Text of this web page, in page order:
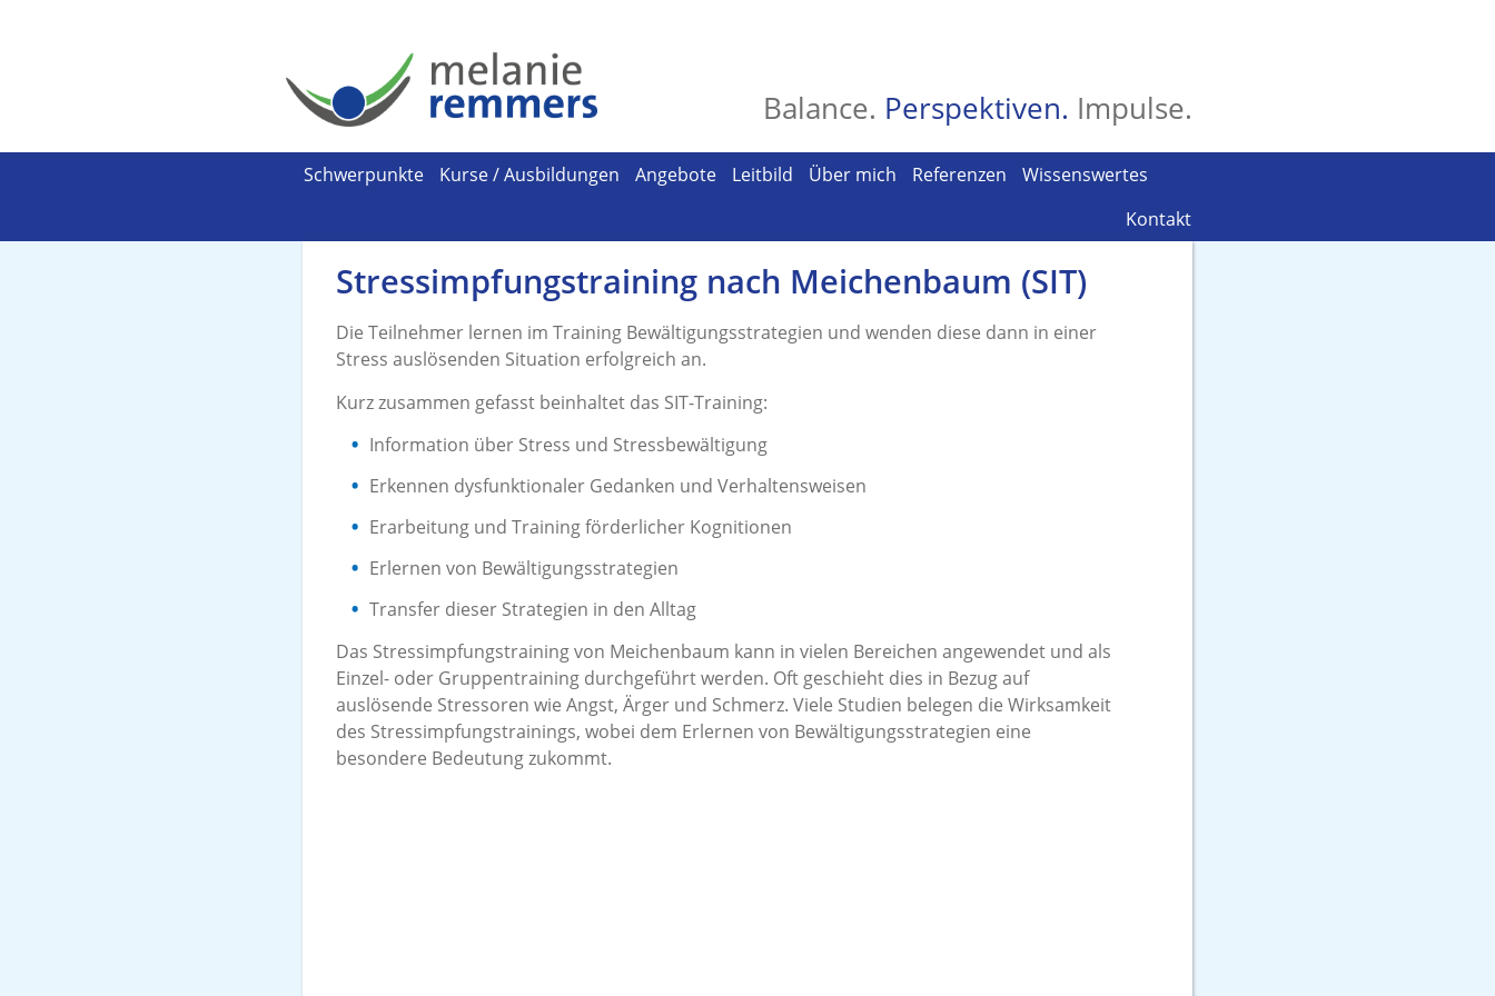
Balance. Perspektiven. Impulse.
Schwerpunkte Kurse / Ausbildungen Angebote Leitbild Über mich Referenzen
Wissenswertes
Kontakt
Stressimpfungstraining nach Meichenbaum (SIT)
Die Teilnehmer lernen im Training Bewältigungsstrategien und wenden diese dann in einer
Stress auslösenden Situation erfolgreich an.
Kurz zusammen gefasst beinhaltet das SIT-Training:
Information über Stress und Stressbewältigung
Erkennen dysfunktionaler Gedanken und Verhaltensweisen
Erarbeitung und Training förderlicher Kognitionen
Erlernen von Bewältigungsstrategien
Transfer dieser Strategien in den Alltag
Das Stressimpfungstraining von Meichenbaum kann in vielen Bereichen angewendet und als
Einzel- oder Gruppentraining durchgeführt werden. Oft geschieht dies in Bezug auf
auslösende Stressoren wie Angst, Ärger und Schmerz. Viele Studien belegen die Wirksamkeit
des Stressimpfungstrainings, wobei dem Erlernen von Bewältigungsstrategien eine
besondere Bedeutung zukommt.